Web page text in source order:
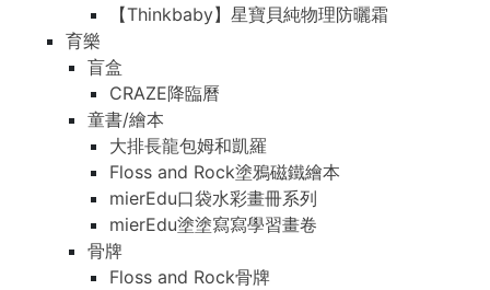
【Thinkbaby】星寶貝純物理防曬霜
育樂
盲盒
CRAZE降臨曆
童書/繪本
大排長龍包姆和凱羅
Floss and Rock塗鴉磁鐵繪本
mierEdu口袋水彩畫冊系列
mierEdu塗塗寫寫學習畫卷
骨牌
Floss and Rock骨牌